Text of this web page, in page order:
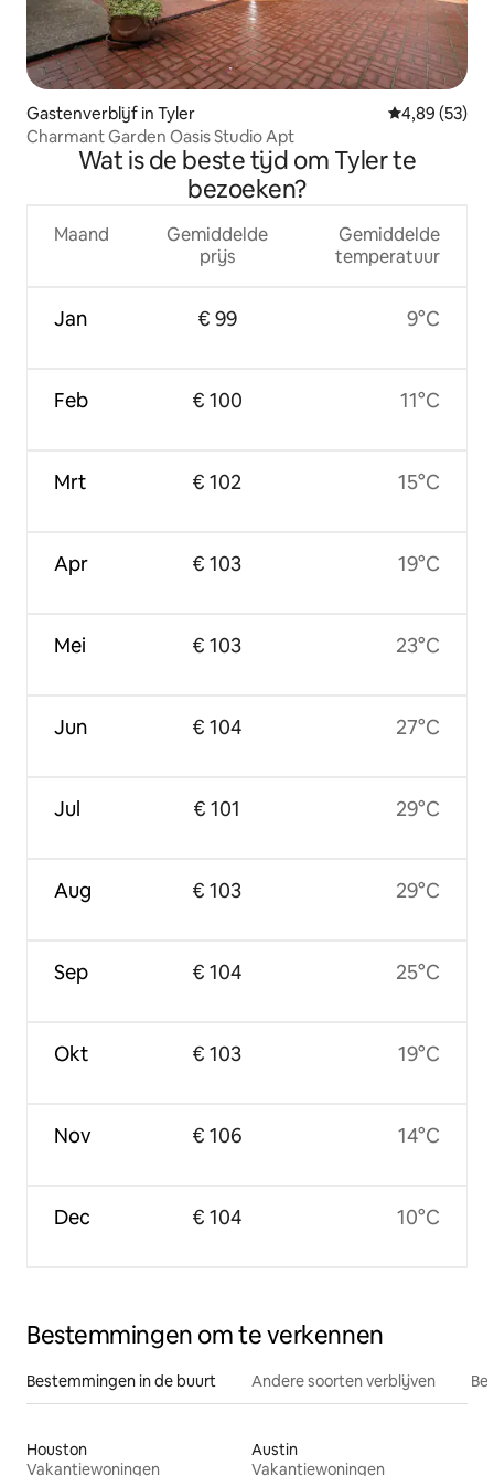
Gastenverblijf in Tyler Gemiddelde
4,89 (53)
Charmant Garden Oasis Studio Apt
Wat is de beste tijd om Tyler te
bezoeken?
Maand
Jan
Feb
Mrt
Apr
Mei
Jun
Jul
Aug
Sep
Okt
Nov
Dec
Gemiddelde
prijs
€ 99
€ 100
€ 102
€ 103
€ 103
€ 104
€ 101
€ 103
€ 104
€ 103
€ 106
€ 104
Gemiddelde
temperatuur
9°C
11°C
15°C
19°C
23°C
27°C
29°C
29°C
25°C
19°C
14°C
10°C
Bestemmingen om te verkennen
Bestemmingen in de buurt Andere soorten verblijven
Houston
Vakantiewoningen
Austin
Vakantiewoningen